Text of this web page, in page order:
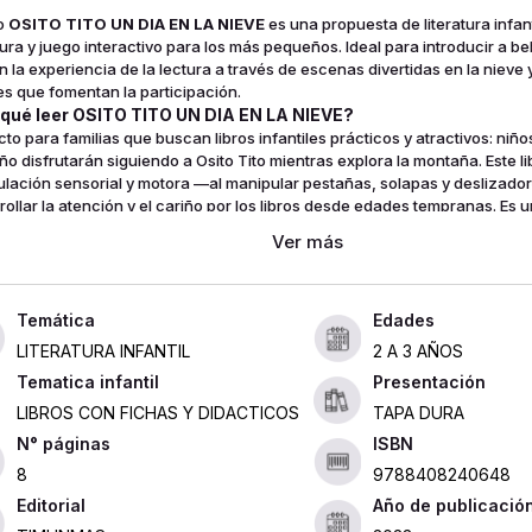
OSITO TITO UN DIA EN LA NIEVEes una propuesta de literatura
y juego interactivo para los más pequeños. Ideal para introducir a
la experiencia de la lectura a través de escenas divertidas en la nieve
que fomentan la participación.
leer OSITO TITO UN DIA EN LA NIEVE?
para familias que buscan libros infantiles prácticos y atractivos:
disfrutarán siguiendo a Osito Tito mientras explora la montaña. Este
sensorial y motora —al manipular pestañas, solapas y
la atención y el cariño por los libros desde edades tempranas. Es
reforzar momentos de juego compartido.
esquiando y patinando sobre hielo sin dejar de invitar a la
Las temáticas centrales son la aventura, el descubrimiento y la
mediante ilustraciones cálidas y mecanismos que animan a girar,
elementos. La experiencia es más sensorial que argumental: un libro
y reír junto a los pequeños, sin spoilers ni giros complejos.
por el multipremiado Benji Davies y publicado por Timunmas, este
y editorial que respalda su propuesta pedagógica y lúdica. Su formato
está pensado para manos pequeñas y lecturas repetidas,
elección dentro de los libros con mecanismos para bebés y en
infantil.
LITERATURA INFANTIL
Edades
2 A 3 AÑOS
Tematica infantil
LIBROS CON FICHAS Y DIDACTICOS
Presentación
TAPA DURA
8
ISBN
9788408240648
Editorial
Año de